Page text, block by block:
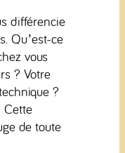
différencie
Qu’est-ce
vous
? Votre
?
Cette
de toute